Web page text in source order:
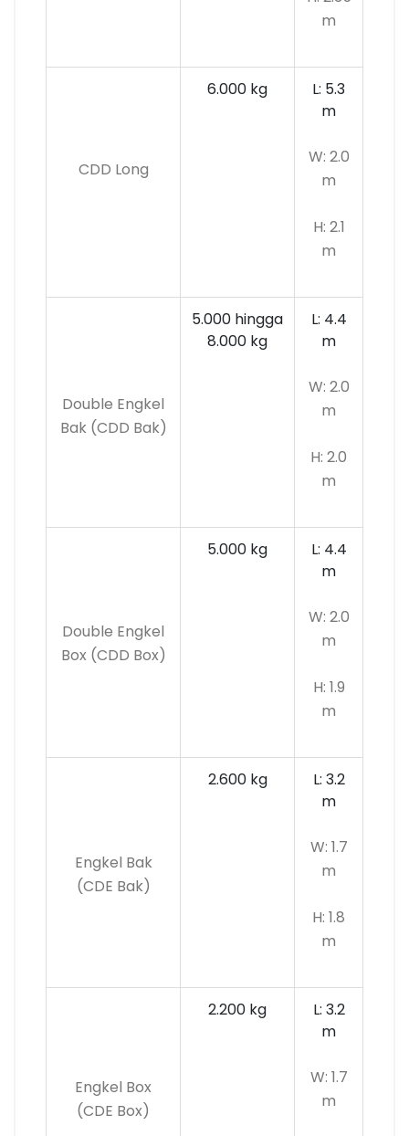
m
CDD Long
6.000 kg
L: 5.3
m
W: 2.0
m
H: 2.1
m
Double Engkel
Bak (CDD Bak)
5.000 hingga
8.000 kg
L: 4.4
m
W: 2.0
m
H: 2.0
m
Double Engkel
Box (CDD Box)
5.000 kg
L: 4.4
m
W: 2.0
m
H: 1.9
m
Engkel Bak
(CDE Bak)
2.600 kg
L: 3.2
m
W: 1.7
m
H: 1.8
m
Engkel Box
(CDE Box)
2.200 kg
L: 3.2
m
W: 1.7
m